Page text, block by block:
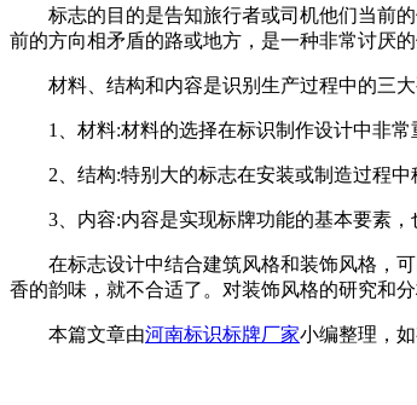
标志的目的是告知旅行者或司机他们当前
前的方向相矛盾的路或地方，是一种非常讨厌
材料、结构和内容是识别生产过程中的三大
1、材料:材料的选择在标识制作设计中非
2、结构:特别大的标志在安装或制造过程中
3、内容:内容是实现标牌功能的基本要素，
在标志设计中结合建筑风格和装饰风格，
香的韵味，就不合适了。对装饰风格的研究和
本篇文章由河南标识标牌厂家小编整理，